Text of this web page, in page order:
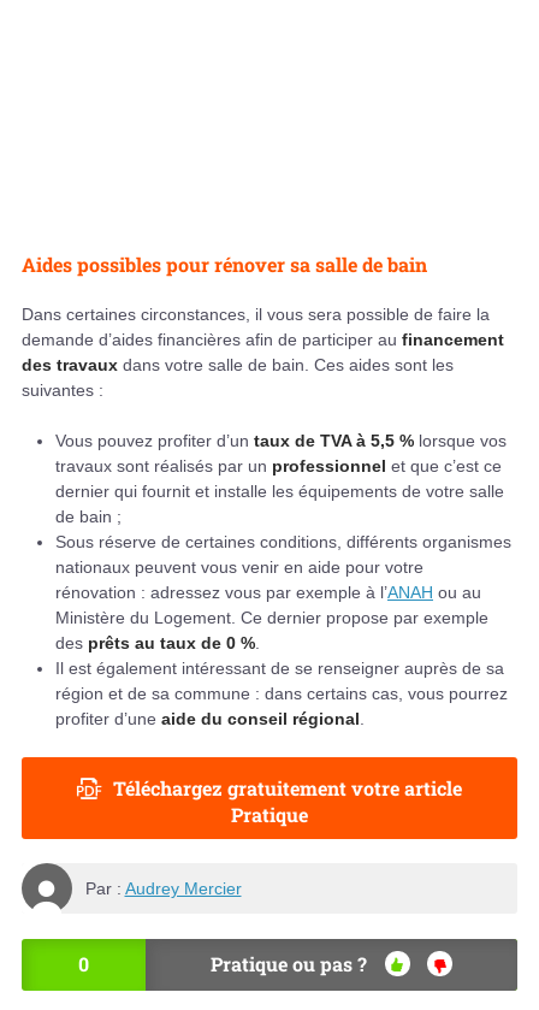
Aides possibles pour rénover sa salle de bain
Dans certaines circonstances, il vous sera possible de faire la
demande d’aides financières afin de participer au financement
des travaux dans votre salle de bain. Ces aides sont les
suivantes :
Vous pouvez profiter d’un taux de TVA à 5,5 % lorsque vos
travaux sont réalisés par un professionnel et que c’est ce
dernier qui fournit et installe les équipements de votre salle
de bain ;
Sous réserve de certaines conditions, différents organismes
nationaux peuvent vous venir en aide pour votre
rénovation : adressez vous par exemple à l’ANAH ou au
Ministère du Logement. Ce dernier propose par exemple
des prêts au taux de 0 %
Il est également intéressant de se renseigner auprès de sa
région et de sa commune : dans certains cas, vous pourrez
profiter d’une aide du conseil régional
Téléchargez gratuitement votre article
Pratique
Par : Audrey Mercier
0 Pratique ou pas ?
OU
NO